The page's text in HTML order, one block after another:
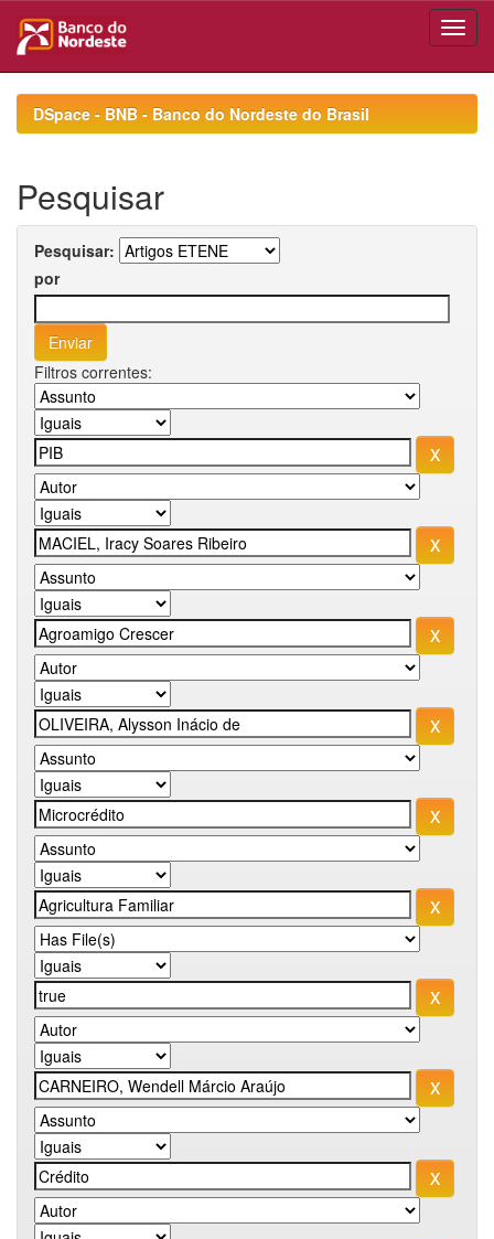
navigationDSpace - BNB - Banco do Nordeste do Brasil
Pesquisar
Pesquisar:
por
Filtros correntes: